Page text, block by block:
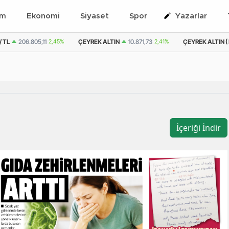
Ekonomi Siyaset Spor Yazarlar
206.805,11 2,45% ÇEYREK ALTIN 10.871,73 2,41% ÇEYREK ALTIN (
İçeriği İndir